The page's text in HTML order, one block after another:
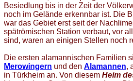
Besiedlung bis in der Zeit der
noch im Gelände erkennbar ist. Die
war das Gebiet erst seit der
spätrömischen Station verbaut, vor
sind, waren an einigen Stellen noch
Die ersten alamannischen Familien
Merowingern und den Alamannen,
in Türkheim an. Von diesem Heim